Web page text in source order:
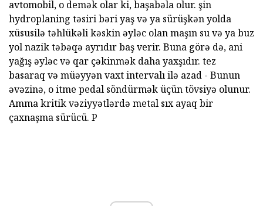
avtomobil, o demək olar ki, başabəla olur. şin
hydroplaning təsiri bəri yaş və ya sürüşkən yolda
xüsusilə təhlükəli kəskin əyləc olan maşın su və ya buz
yol nazik təbəqə ayrıdır baş verir. Buna görə də, ani
yağış əyləc və qar çəkinmək daha yaxşıdır. tez
basaraq və müəyyən vaxt intervalı ilə azad - Bunun
əvəzinə, o itme pedal söndürmək üçün tövsiyə olunur.
Amma kritik vəziyyətlərdə metal sıx ayaq bir
çaxnaşma sürücü. P